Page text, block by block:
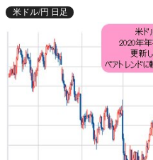
米ドル/円 日足